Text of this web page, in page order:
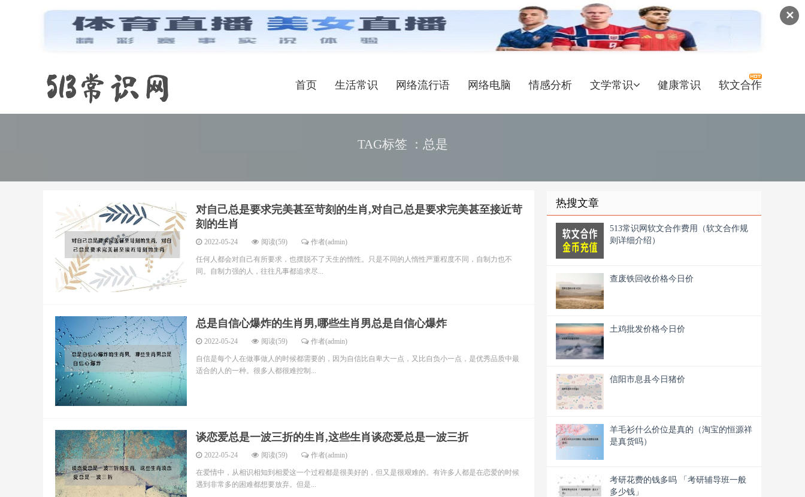
✕
首页 生活常识 网络流行语 网络电脑 情感分析 文学常识 健康常识 软文合作
TAG标签 ：总是
对自己总是要求完美甚至苛刻的生肖,对自己总是要求完美甚至接近苛
刻的生肖
2022-05-24 阅读(59) 作者(admin)
任何人都会对自己有所要求，也摆脱不了天生的惰性。只是不同的人惰性严重程度不同，自制力也不
同。自制力强的人，往往凡事都追求尽...
总是自信心爆炸的生肖男,哪些生肖男总是自信心爆炸
2022-05-24 阅读(59) 作者(admin)
自信是每个人在做事做人的时候都需要的，因为自信比自卑大一点，又比自负小一点，是优秀品质中最
适合的人的一种。很多人都很难控制...
谈恋爱总是一波三折的生肖,这些生肖谈恋爱总是一波三折
2022-05-24 阅读(59) 作者(admin)
在爱情中，从相识相知到相爱这一个过程都是很美好的，但又是很艰难的。有许多人都是在恋爱的时候
遇到非常多的困难都想要放弃。但是...
热搜文章
513常识网软文合作费用（软文合作规
则详细介绍）
查废铁回收价格今日价
土鸡批发价格今日价
信阳市息县今日猪价
羊毛衫什么价位是真的（淘宝的恒源祥
是真货吗）
考研花费的钱多吗 「考研辅导班一般
多少钱」